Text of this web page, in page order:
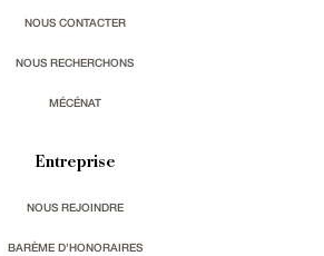
NOUS CONTACTER
NOUS RECHERCHONS
MÉCÉNAT
Entreprise
NOUS REJOINDRE
BARÈME D'HONORAIRES